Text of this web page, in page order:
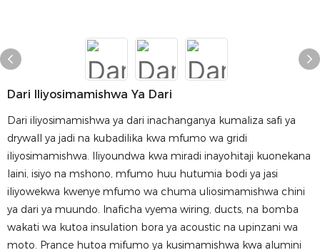
Dari Iliyosimamishwa Ya Dari
Dari iliyosimamishwa ya dari inachanganya kumaliza safi ya
drywall ya jadi na kubadilika kwa mfumo wa gridi
iliyosimamishwa. Iliyoundwa kwa miradi inayohitaji kuonekana
laini, isiyo na mshono, mfumo huu hutumia bodi ya jasi
iliyowekwa kwenye mfumo wa chuma uliosimamishwa chini
ya dari ya muundo. Inaficha vyema wiring, ducts, na bomba
wakati wa kutoa insulation bora ya acoustic na upinzani wa
moto. Prance hutoa mifumo ya kusimamishwa kwa alumini